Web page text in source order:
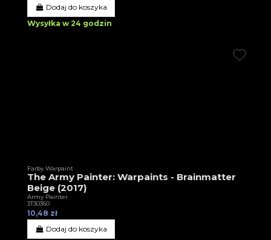
Dodaj do koszyka
Wysyłka w 24 godzin
Farby Warpaint
The Army Painter: Warpaints - Brainmatter
Beige (2017)
Army Painter
3T30360
10,48 zł
Dodaj do koszyka